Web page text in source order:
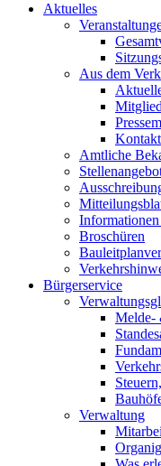
Aktuelles
Aus dem
Kontakt
Amtliche
Broschüren
Bürgerservice
Melde-
Verwaltung